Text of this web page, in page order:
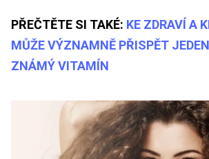
PŘEČTĚTE SI TAKÉ: KE ZDRAVÍ A
MŮŽE VÝZNAMNĚ PŘISPĚT
ZNÁMÝ VITAMÍN